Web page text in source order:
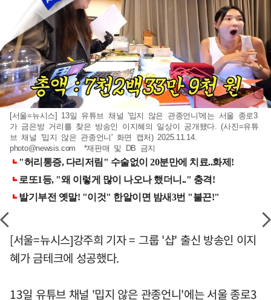
[서울=뉴시스] 13일 유튜브 채널 '밉지 않은 관종언니'에는 서울 종로3
가 금은방 거리를 찾은 방송인 이지혜의 일상이 공개됐다. (사진=유튜
브 채널 '밉지 않은 관종언니' 화면 캡처) 2025.11.14.
photo@newsis.com *재판매 및 DB 금지
[서울=뉴시스]강주희 기자 = 그룹 '샵' 출신 방송인 이지
혜가 금테크에 성공했다.
13일 유튜브 채널 '밉지 않은 관종언니'에는 서울 종로3